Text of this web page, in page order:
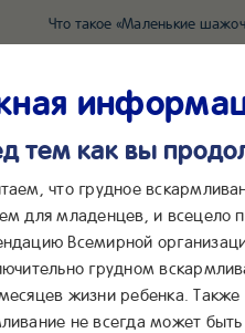
Что такое «Маленькие
для отслеживания
Сообщения в
тем как вы
что грудное
для младенцев, и всецело
Всемирной
грудном
жизни ребенка.
не всегда может